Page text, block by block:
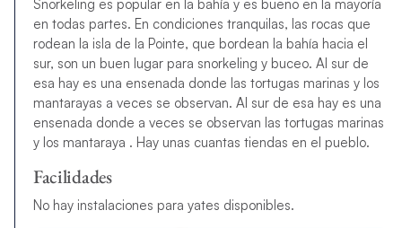
Snorkeling es popular en la bahía y es bueno en la mayoría
en todas partes. En condiciones tranquilas, las rocas que
rodean la isla de la Pointe, que bordean la bahía hacia el
sur, son un buen lugar para snorkeling y buceo. Al sur de
esa hay es una ensenada donde las tortugas marinas y los
mantarayas a veces se observan. Al sur de esa hay es una
ensenada donde a veces se observan las tortugas marinas
y los mantaraya . Hay unas cuantas tiendas en el pueblo.
Facilidades
No hay instalaciones para yates disponibles.